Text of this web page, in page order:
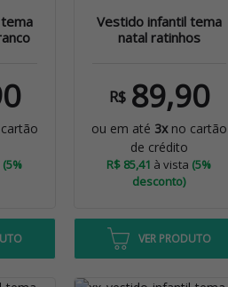
(5%
Vestido infantil tema
natal ratinhos
R$ 89,90
ou em até 3xno cartão
de crédito
R$ 85,41 à vista (5%
desconto)
VER PRODUTO